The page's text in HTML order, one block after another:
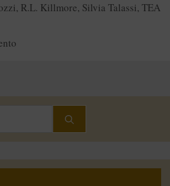
, R.L. Killmore, Silvia Talassi, TEA